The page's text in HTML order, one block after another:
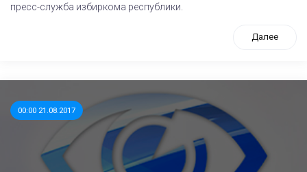
пресс-служба избиркома республики.
Далее
00:00 21.08.2017